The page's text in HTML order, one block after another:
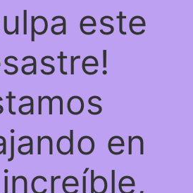
este
en